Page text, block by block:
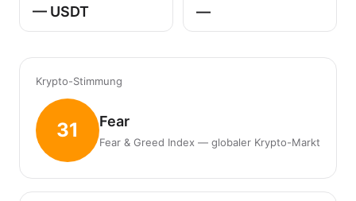
— USDT —
Krypto-Stimmung
31 Fear
Fear & Greed Index — globaler Krypto-Markt